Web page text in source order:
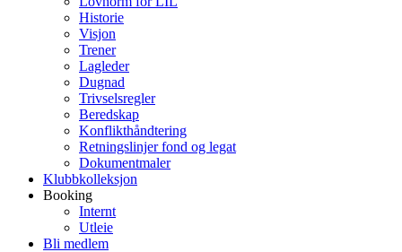
Historie
Visjon
Trener
Lagleder
Dugnad
Trivselsregler
Beredskap
Konflikthåndtering
Retningslinjer fond og legat
Dokumentmaler
Klubbkolleksjon
Booking
Internt
Utleie
Bli medlem